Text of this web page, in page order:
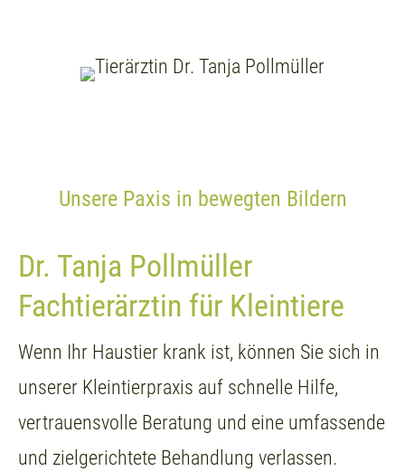
Unsere Paxis in bewegten Bildern
Dr. Tanja Pollmüller
Fachtierärztin für Kleintiere
Wenn Ihr Haustier krank ist, können Sie sich in
unserer Kleintierpraxis auf schnelle Hilfe,
vertrauensvolle Beratung und eine umfassende
und zielgerichtete Behandlung verlassen.